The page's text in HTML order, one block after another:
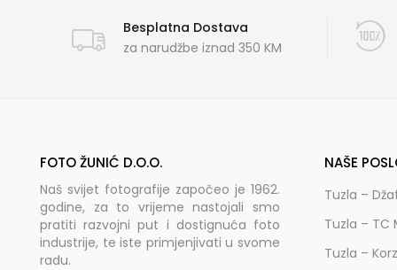
Besplatna Dostava
za narudžbe iznad 350 KM
FOTO ŽUNIĆ D.O.O.
Naš svijet fotografije započeo je 1962.
godine, za to vrijeme nastojali smo
pratiti razvojni put i dostignuća foto
industrije, te iste primjenjivati u svome
radu.
NAŠE
Tuzla –
Tuzla – TC
Tuzla –